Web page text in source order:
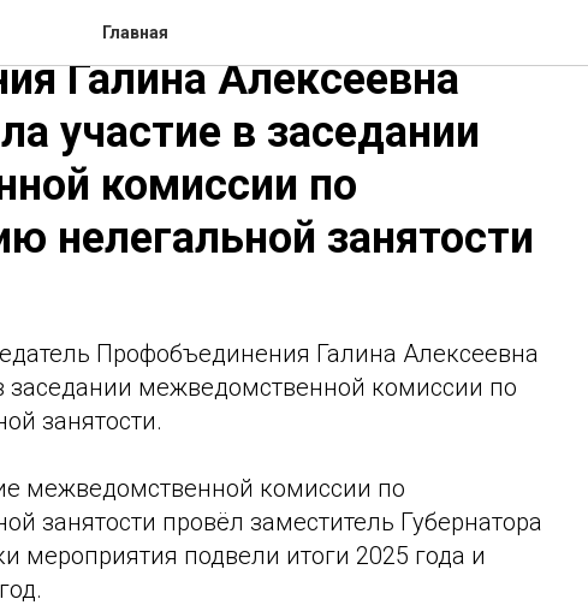
Главная
года Председатель
Галина Алексеевна
участие в заседании
комиссии по
нелегальной занятости
Профобъединения Галина Алексеевна
заседании межведомственной комиссии по
занятости.
межведомственной комиссии по
занятости провёл заместитель Губернатора
мероприятия подвели итоги 2025 года и